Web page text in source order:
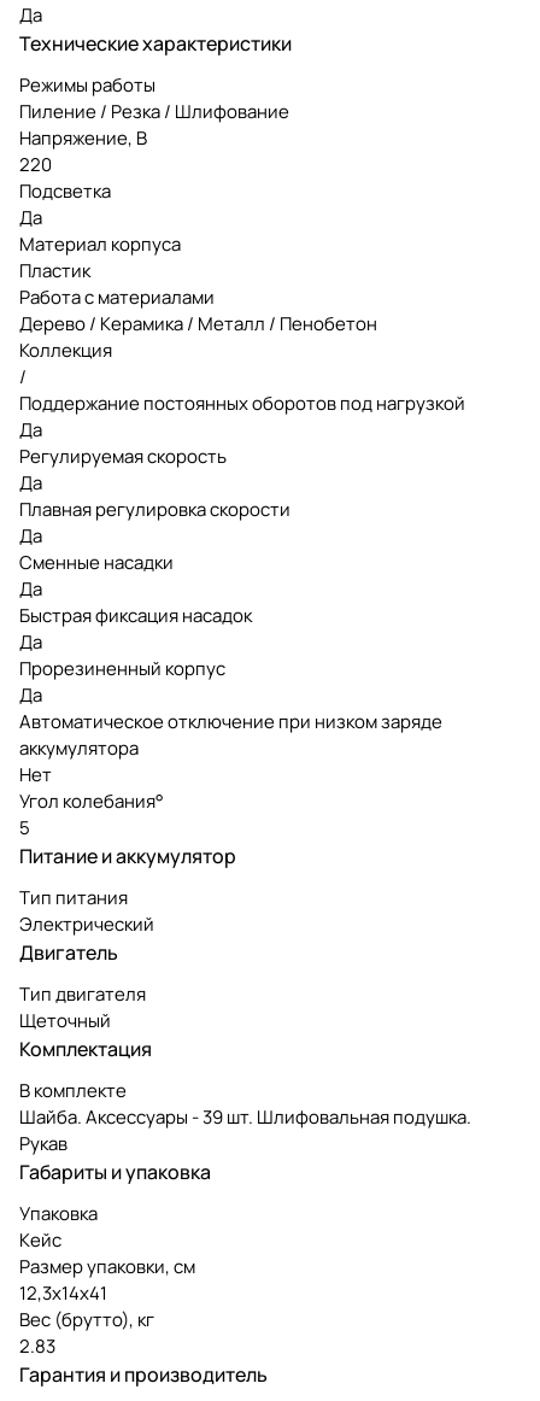
Да
Технические характеристики
Режимы работы
Пиление / Резка / Шлифование
Напряжение, В
220
Подсветка
Да
Материал корпуса
Пластик
Работа с материалами
Дерево / Керамика / Металл / Пенобетон
Коллекция
/
Поддержание постоянных оборотов под нагрузкой
Да
Регулируемая скорость
Да
Плавная регулировка скорости
Да
Сменные насадки
Да
Быстрая фиксация насадок
Да
Прорезиненный корпус
Да
Автоматическое отключение при низком заряде
аккумулятора
Нет
Угол колебания°
5
Питание и аккумулятор
Тип питания
Электрический
Двигатель
Тип двигателя
Щеточный
Комплектация
В комплекте
Шайба. Аксессуары - 39 шт. Шлифовальная подушка.
Рукав
Габариты и упаковка
Упаковка
Кейс
Размер упаковки, см
12,3х14х41
Вес (брутто), кг
2.83
Гарантия и производитель